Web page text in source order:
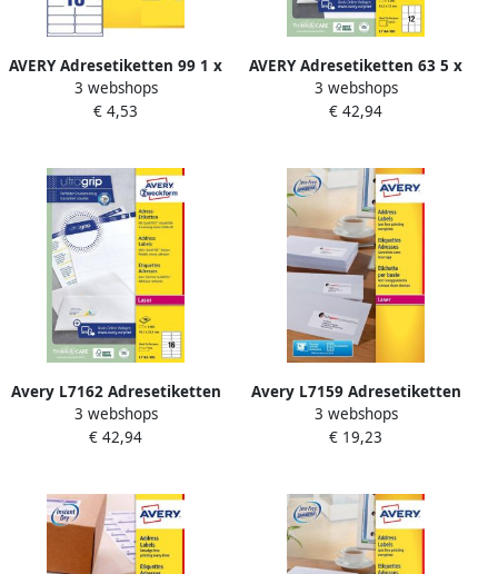
AVERY Adresetiketten 99 1 x
33 9 mm wit Inkjetprinter
permanent klevend J8162-
3 webshops
€ 4,53
AVERY Adresetiketten 63 5 x
72 mm wit Laserprinter
permanent klevend L7164-
3 webshops
€ 42,94
Avery L7162 Adresetiketten
Laser Ultragrip wit 100
vellen 16 per vel 99 1 x 33 9
3 webshops
€ 42,94
Avery L7159 Adresetiketten
Laser Ultragrip wit 40
vellen 24 per vel 63 5 x 33 9
3 webshops
€ 19,23